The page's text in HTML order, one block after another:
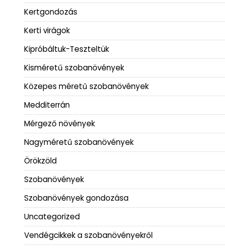
Kertgondozás
Kerti virágok
Kipróbáltuk-Teszteltük
Kisméretű szobanövények
Közepes méretű szobanövények
Medditerrán
Mérgező növények
Nagyméretű szobanövények
Örökzöld
Szobanövények
Szobanövények gondozása
Uncategorized
Vendégcikkek a szobanövényekről